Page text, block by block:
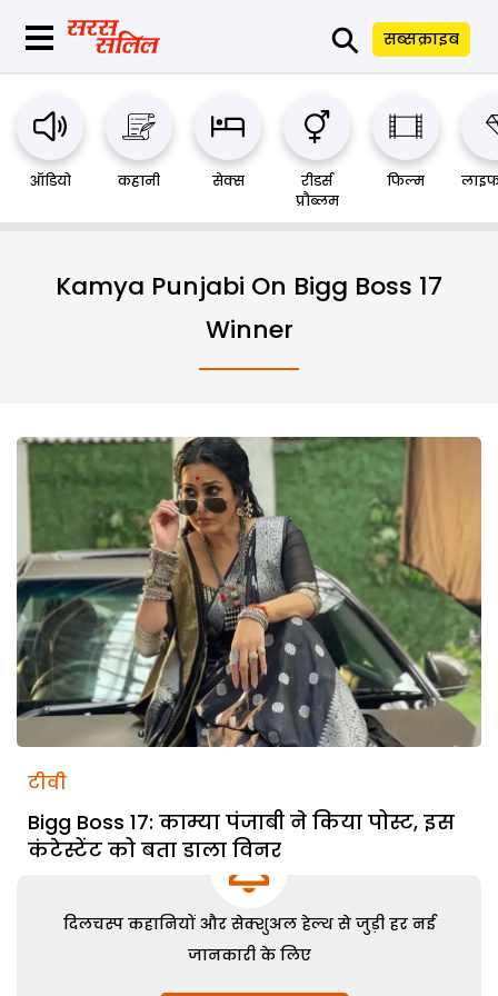
⚲ सब्सक्राइब
ऑडियो कहानी सेक्स
रीडर्स
प्रौब्लम
फिल्म
Kamya Punjabi On Bigg Boss 17
Winner
टीवी
Bigg Boss 17: काम्या पंजाबी ने किया पोस्ट, इस
कंटेस्टेंट को बता डाला विनर
दिलचस्प कहानियों और सेक्शुअल हेल्थ से जुड़ी हर नई
जानकारी के लिए